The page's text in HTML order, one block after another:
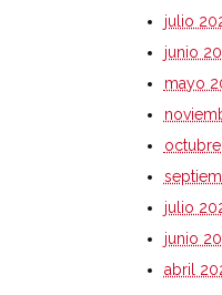
julio
junio
mayo
julio
junio
abril